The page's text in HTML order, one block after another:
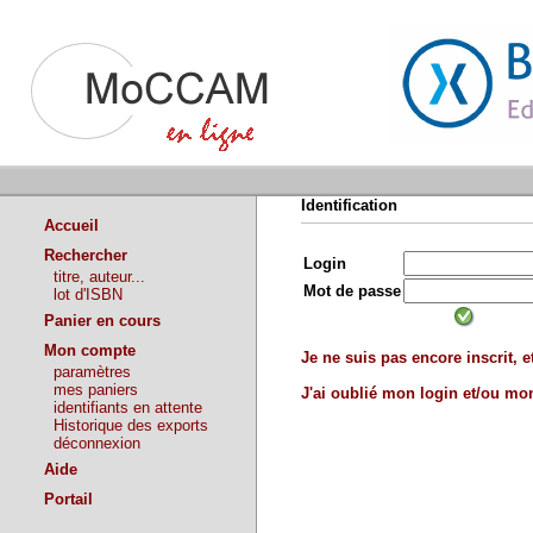
Accueil
Rechercher
titre, auteur...
lot d'ISBN
Panier en cours
Mon compte
paramètres
mes paniers
identifiants en attente
Historique des exports
déconnexion
Aide
Portail
Identification
Login
Mot de passe
Je ne suis pas encore inscrit,
J'ai oublié mon login et/ou